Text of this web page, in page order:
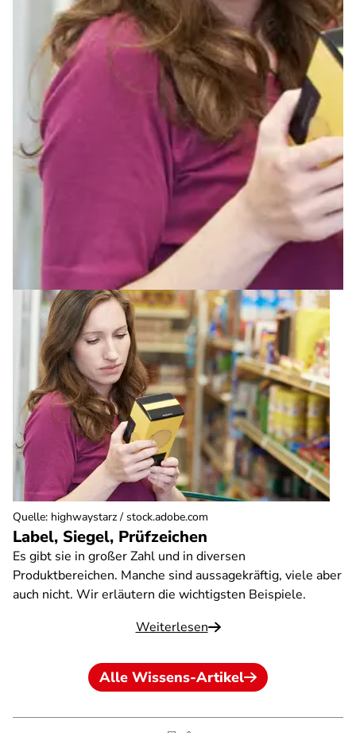
Label, Siegel, Prüfzeichen
Es gibt sie in großer Zahl und in diversen
Produktbereichen. Manche sind aussagekräftig, viele aber
auch nicht. Wir erläutern die wichtigsten Beispiele.
Weiterlesen
Quelle: highwaystarz / stock.adobe.com
Alle Wissens-Artikel